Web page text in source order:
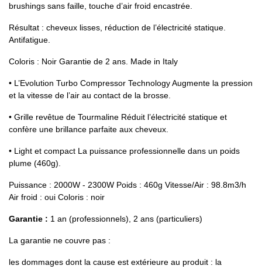
brushings sans faille, touche d’air froid encastrée.
Résultat : cheveux lisses, réduction de l’électricité statique.
Antifatigue.
Coloris : Noir Garantie de 2 ans. Made in Italy
• L’Evolution Turbo Compressor Technology Augmente la pression
et la vitesse de l’air au contact de la brosse.
• Grille revêtue de Tourmaline Réduit l’électricité statique et
confère une brillance parfaite aux cheveux.
• Light et compact La puissance professionnelle dans un poids
plume (460g).
Puissance : 2000W - 2300W Poids : 460g Vitesse/Air : 98.8m3/h
Air froid : oui Coloris : noir
Garantie : 1 an (professionnels), 2 ans (particuliers)
La garantie ne couvre pas :
les dommages dont la cause est extérieure au produit : la